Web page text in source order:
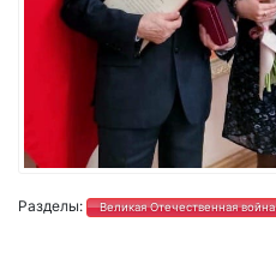
Разделы: Великая Отечественная война